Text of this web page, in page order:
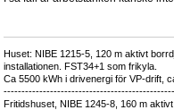
Huset: NIBE 1215-5, 120 m aktivt
installationen. FST34+1 som frikyla.
Ca 5500 kWh i drivenergi för VP-drift,
Fritidshuset, NIBE 1245-8, 160 m